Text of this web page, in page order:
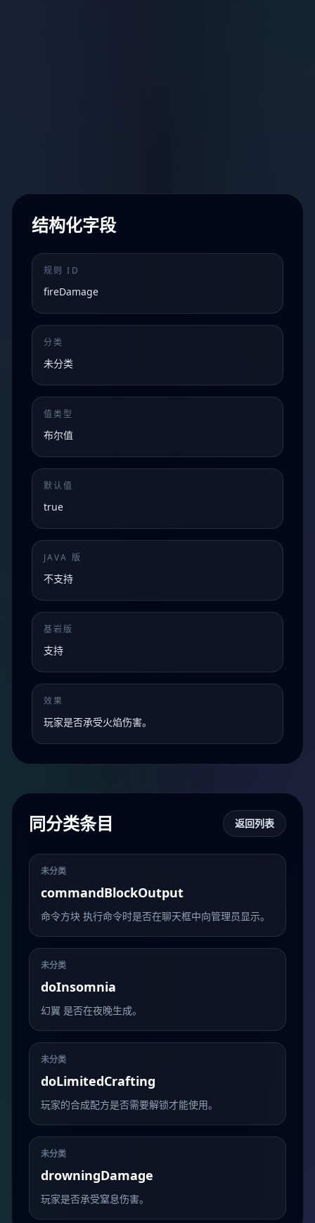
结构化字段
规则 ID
fireDamage
分类
未分类
值类型
布尔值
默认值
true
JAVA 版
不支持
基岩版
支持
效果
玩家是否承受火焰伤害。
同分类条目 返回列表
未分类
commandBlockOutput
命令方块 执行命令时是否在聊天框中向管理员显示。
未分类
doInsomnia
幻翼 是否在夜晚生成。
未分类
doLimitedCrafting
玩家的合成配方是否需要解锁才能使用。
未分类
drowningDamage
玩家是否承受窒息伤害。